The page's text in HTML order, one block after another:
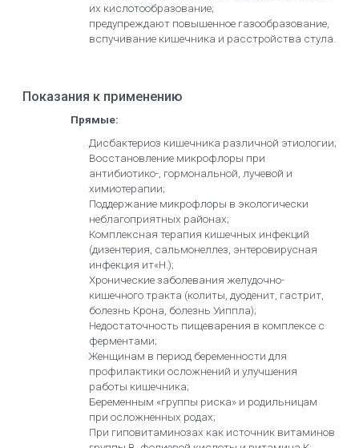
их кислотообразование;
предупреждают повышенное газообразование,
вспучивание кишечника и расстройства стула.
Показания к применению
Прямые:
Дисбактериоз кишечника различной этиологии;
Восстановление микрофлоры при
антибиотико-, гормональной, лучевой и
химиотерапии;
Поддержание микрофлоры в экологически
неблагоприятных районах;
Комплексная терапия кишечных инфекций
(дизентерия, сальмонеллез, энтеровирусная
инфекция ит«Н.);
Хронические заболевания желудочно-
кишечного тракта (колиты, дуоденит, гастрит,
болезнь Крона, болезнь Уиппла);
Недостаточность пищеварения в комплексе с
ферментами;
Женщинам в период беременности для
профилактики осложнений и улучшения
работы кишечника;
Беременным «группы риска» и родильницам
при осложненных родах;
При гиповитаминозах как источник витаминов